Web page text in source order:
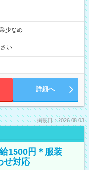
少なめ
い！
詳細へ
掲載日：2026.08.03
1500円＊服装
せ対応